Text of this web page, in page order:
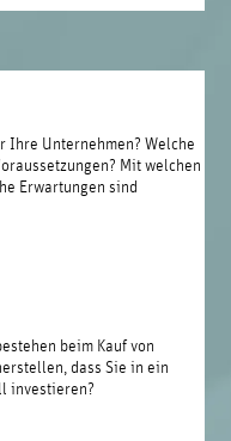
Unternehmen? Welche
Mit welchen
Erwartungen sind
beim Kauf von
dass Sie in ein
investieren?